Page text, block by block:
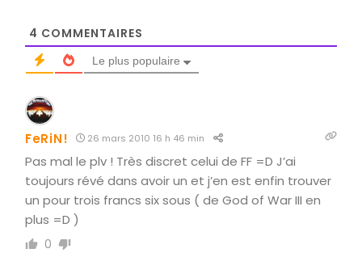
4 COMMENTAIRES
Le plus populaire
FeRiN! 26 mars 2010 16 h 46 min
Pas mal le plv ! Très discret celui de FF =D J’ai
toujours révé dans avoir un et j’en est enfin trouver
un pour trois francs six sous ( de God of War III en
plus =D )
0